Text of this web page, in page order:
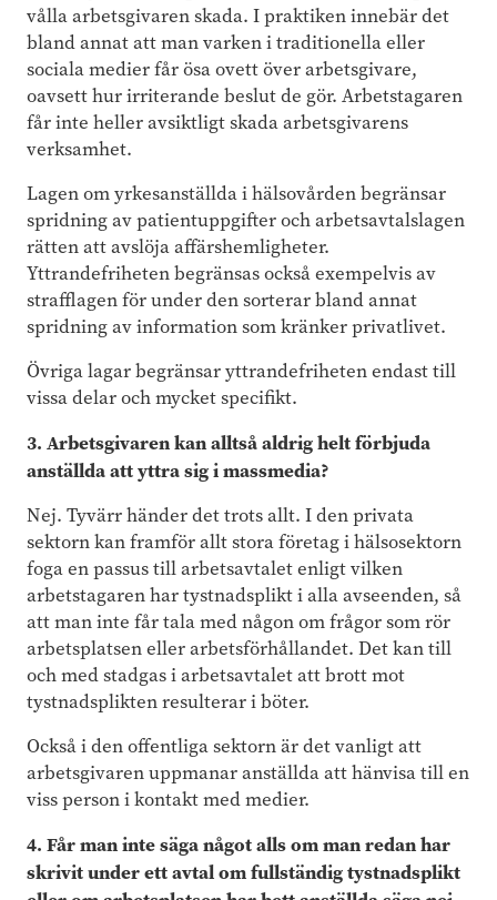
vålla arbetsgivaren skada. I praktiken innebär det
bland annat att man varken i traditionella eller
sociala medier får ösa ovett över arbetsgivare,
oavsett hur irriterande beslut de gör. Arbetstagaren
får inte heller avsiktligt skada arbetsgivarens
verksamhet.
Lagen om yrkesanställda i hälsovården begränsar
spridning av patientuppgifter och arbetsavtalslagen
rätten att avslöja affärshemligheter.
Yttrandefriheten begränsas också exempelvis av
strafflagen för under den sorterar bland annat
spridning av information som kränker privatlivet.
Övriga lagar begränsar yttrandefriheten endast till
vissa delar och mycket specifikt.
3. Arbetsgivaren kan alltså aldrig helt förbjuda
anställda att yttra sig i massmedia?
Nej. Tyvärr händer det trots allt. I den privata
sektorn kan framför allt stora företag i hälsosektorn
foga en passus till arbetsavtalet enligt vilken
arbetstagaren har tystnadsplikt i alla avseenden, så
att man inte får tala med någon om frågor som rör
arbetsplatsen eller arbetsförhållandet. Det kan till
och med stadgas i arbetsavtalet att brott mot
tystnadsplikten resulterar i böter.
Också i den offentliga sektorn är det vanligt att
arbetsgivaren uppmanar anställda att hänvisa till en
viss person i kontakt med medier.
4. Får man inte säga något alls om man redan har
skrivit under ett avtal om fullständig tystnadsplikt